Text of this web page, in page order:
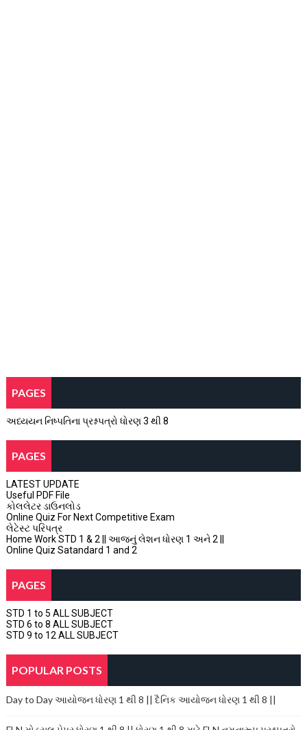
PAGES
અધ્યયન નિષ્પતિના પ્રશ્નપત્રો ધોરણ 3 થી 8
PAGES
LATEST UPDATE
Useful PDF File
કોલલેટર ડાઉનલોડ
Online Quiz For Next Competitive Exam
લેટેસ્ટ પરિપત્ર
Home Work STD 1 & 2 || આજનું લેશન ધોરણ 1 અને 2 ||
Online Quiz Satandard 1 and 2
PAGES
STD 1 to 5 ALL SUBJECT
STD 6 to 8 ALL SUBJECT
STD 9 to 12 ALL SUBJECT
POPULAR POSTS
Day to Day આયોજન ધોરણ 1 થી 8 || દૈનિક આયોજન ધોરણ 1 થી 8 ||